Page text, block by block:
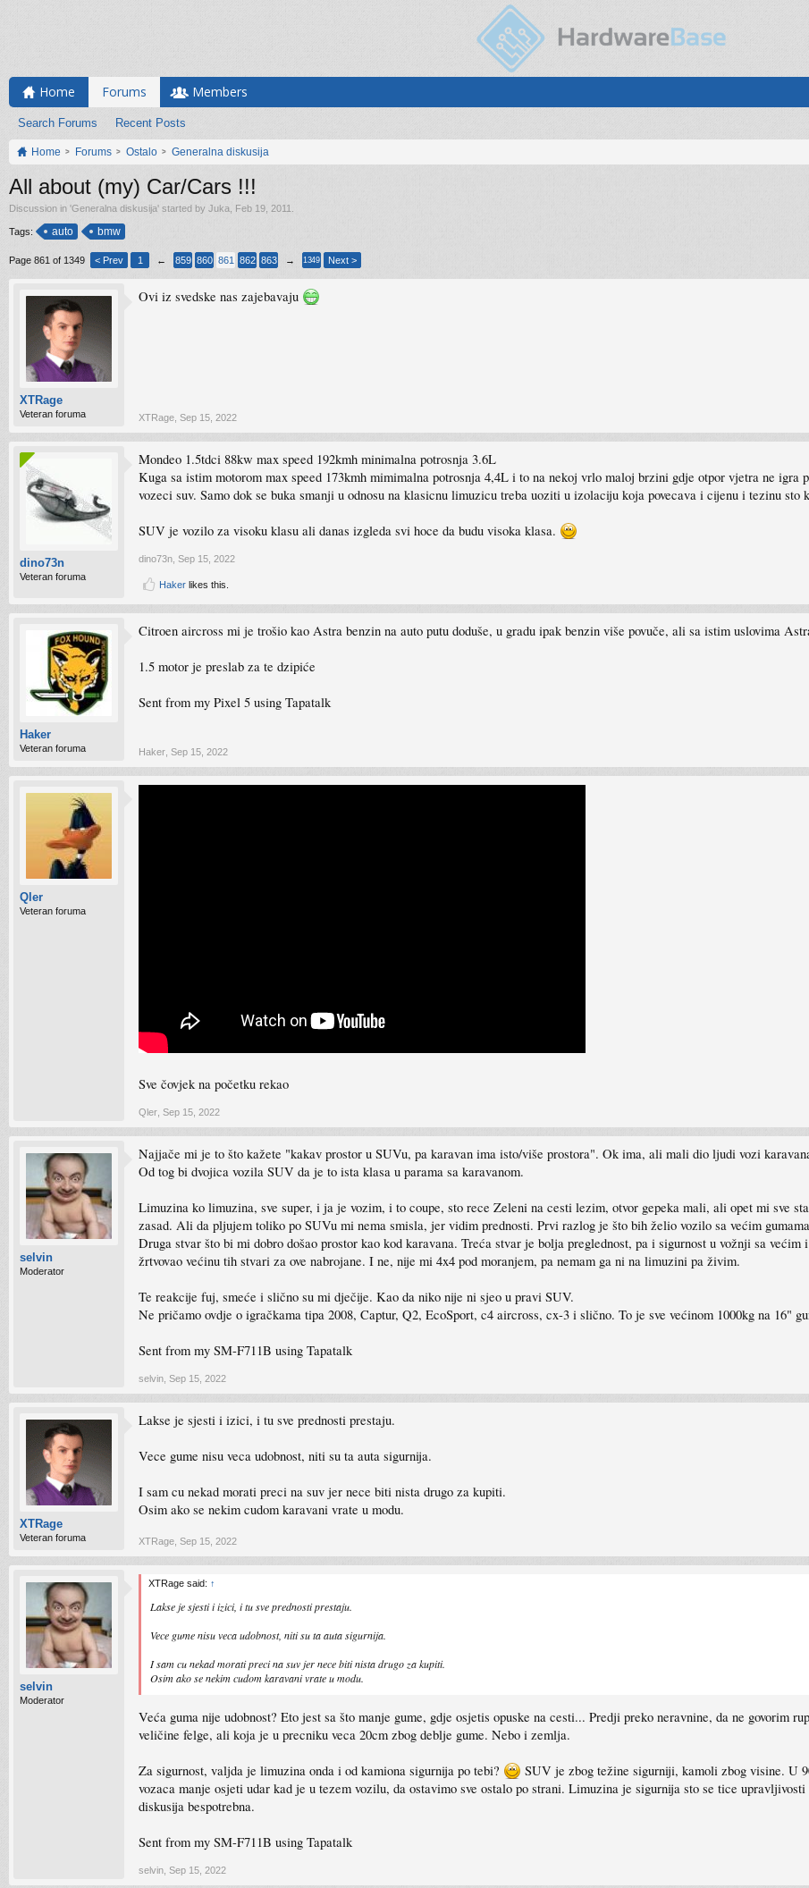
Home Forums
Search Forums Recent Posts
Members
Home Forums Ostalo Generalna diskusija
All about (my) Car/Cars !!!
Discussion in 'Generalna diskusija' started by Juka Feb 19, 2011
Tags: auto bmw
Page 861 of 1349 < Prev 1 ← 859 860 861 862 863 → 1349 Next >
XTRage
Veteran foruma
Ovi iz svedske nas zajebavaju
XTRage Sep 15, 2022
dino73n
Veteran foruma
Mondeo 1.5tdci 88kw max speed 192kmh minimalna potrosnja 3.6L
Kuga sa istim motorom max speed 173kmh mimimalna potrosnja 4,4L i to na nekoj vrlo maloj brzini gdje otpor vjetra ne
vozeci suv. Samo dok se buka smanji u odnosu na klasicnu limuzicu treba uoziti u izolaciju koja povecava i cijenu i tezinu sto
SUV je vozilo za visoku klasu ali danas izgleda svi hoce da budu visoka klasa.
dino73n Sep 15, 2022
Haker likes this.
Haker
Veteran foruma
Citroen aircross mi je trošio kao Astra benzin na auto putu doduše, u gradu ipak benzin više povuče, ali sa istim uslovima
1.5 motor je preslab za te dzipiće
Sent from my Pixel 5 using Tapatalk
Haker Sep 15, 2022
Qler
Veteran foruma
Sve čovjek na početku rekao
Qler Sep 15, 2022
selvin
Moderator
Najjače mi je to što kažete "kakav prostor u SUVu, pa karavan ima isto/više prostora". Ok ima, ali mali dio ljudi vozi
Od tog bi dvojica vozila SUV da je to ista klasa u parama sa karavanom.
Limuzina ko limuzina, sve super, i ja je vozim, i to coupe, sto rece Zeleni na cesti lezim, otvor gepeka mali, ali opet mi sve
zasad. Ali da pljujem toliko po SUVu mi nema smisla, jer vidim prednosti. Prvi razlog je što bih želio vozilo sa većim
Druga stvar što bi mi dobro došao prostor kao kod karavana. Treća stvar je bolja preglednost, pa i sigurnost u vožnji sa
žrtvovao većinu tih stvari za ove nabrojane. I ne, nije mi 4x4 pod moranjem, pa nemam ga ni na limuzini pa živim.
Te reakcije fuj, smeće i slično su mi dječije. Kao da niko nije ni sjeo u pravi SUV.
Ne pričamo ovdje o igračkama tipa 2008, Captur, Q2, EcoSport, c4 aircross, cx-3 i slično. To je sve većinom 1000kg na 16"
Sent from my SM-F711B using Tapatalk
selvin Sep 15, 2022
XTRage
Veteran foruma
Lakse je sjesti i izici, i tu sve prednosti prestaju.
Vece gume nisu veca udobnost, niti su ta auta sigurnija.
I sam cu nekad morati preci na suv jer nece biti nista drugo za kupiti.
Osim ako se nekim cudom karavani vrate u modu.
XTRage Sep 15, 2022
selvin
Moderator
XTRage said: ↑
Lakse je sjesti i izici, i tu sve prednosti prestaju.
Vece gume nisu veca udobnost, niti su ta auta sigurnija.
I sam cu nekad morati preci na suv jer nece biti nista drugo za kupiti.
Osim ako se nekim cudom karavani vrate u modu.
Veća guma nije udobnost? Eto jest sa što manje gume, gdje osjetis opuske na cesti... Predji preko neravnine, da ne govorim
veličine felge, ali koja je u precniku veca 20cm zbog deblje gume. Nebo i zemlja.
Za sigurnost, valjda je limuzina onda i od kamiona sigurnija po tebi?
SUV je zbog težine sigurniji, kamoli zbog visine. U
vozaca manje osjeti udar kad je u tezem vozilu, da ostavimo sve ostalo po strani. Limuzina je sigurnija sto se tice
diskusija bespotrebna.
Sent from my SM-F711B using Tapatalk
selvin Sep 15, 2022